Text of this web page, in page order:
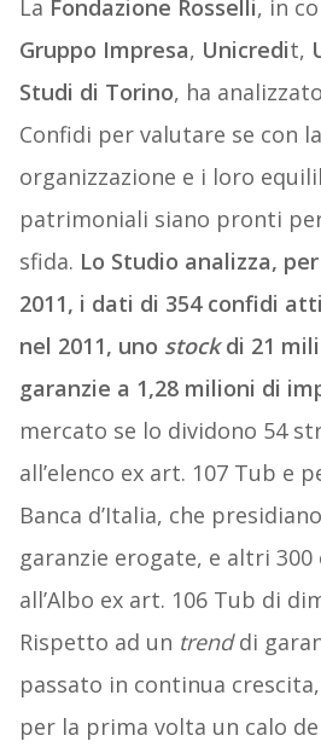
La Fondazione Rosselli, in
Gruppo Impresa, Unicredit,
Studi di Torino, ha
Confidi per valutare se con
organizzazione e i loro
patrimoniali siano pronti
sfida. Lo Studio analizza,
2011, i dati di 354 confidi
nel 2011, uno stockdi 21
garanzie a 1,28 milioni di
mercato se lo dividono 54
all’elenco ex art. 107 Tub e
Banca d’Italia, che
garanzie erogate, e altri
all’Albo ex art. 106 Tub di
Rispetto ad un trenddi
passato in continua
per la prima volta un calo